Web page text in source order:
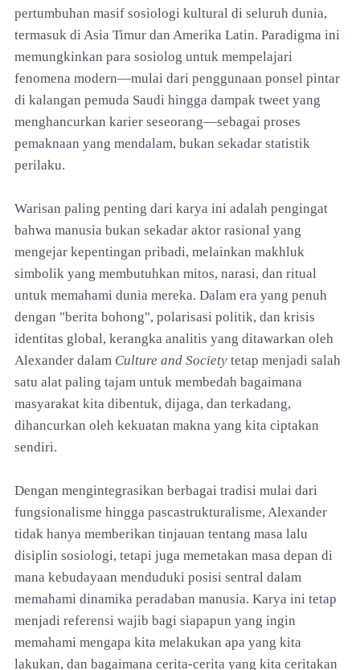
pertumbuhan masif sosiologi kultural di seluruh dunia,
termasuk di Asia Timur dan Amerika Latin. Paradigma ini
memungkinkan para sosiolog untuk mempelajari
fenomena modern—mulai dari penggunaan ponsel pintar
di kalangan pemuda Saudi hingga dampak tweet yang
menghancurkan karier seseorang—sebagai proses
pemaknaan yang mendalam, bukan sekadar statistik
perilaku.
Warisan paling penting dari karya ini adalah pengingat
bahwa manusia bukan sekadar aktor rasional yang
mengejar kepentingan pribadi, melainkan makhluk
simbolik yang membutuhkan mitos, narasi, dan ritual
untuk memahami dunia mereka. Dalam era yang penuh
dengan "berita bohong", polarisasi politik, dan krisis
identitas global, kerangka analitis yang ditawarkan oleh
Alexander dalam Culture and Society tetap menjadi salah
satu alat paling tajam untuk membedah bagaimana
masyarakat kita dibentuk, dijaga, dan terkadang,
dihancurkan oleh kekuatan makna yang kita ciptakan
sendiri.
Dengan mengintegrasikan berbagai tradisi mulai dari
fungsionalisme hingga pascastrukturalisme, Alexander
tidak hanya memberikan tinjauan tentang masa lalu
disiplin sosiologi, tetapi juga memetakan masa depan di
mana kebudayaan menduduki posisi sentral dalam
memahami dinamika peradaban manusia. Karya ini tetap
menjadi referensi wajib bagi siapapun yang ingin
memahami mengapa kita melakukan apa yang kita
lakukan, dan bagaimana cerita-cerita yang kita ceritakan